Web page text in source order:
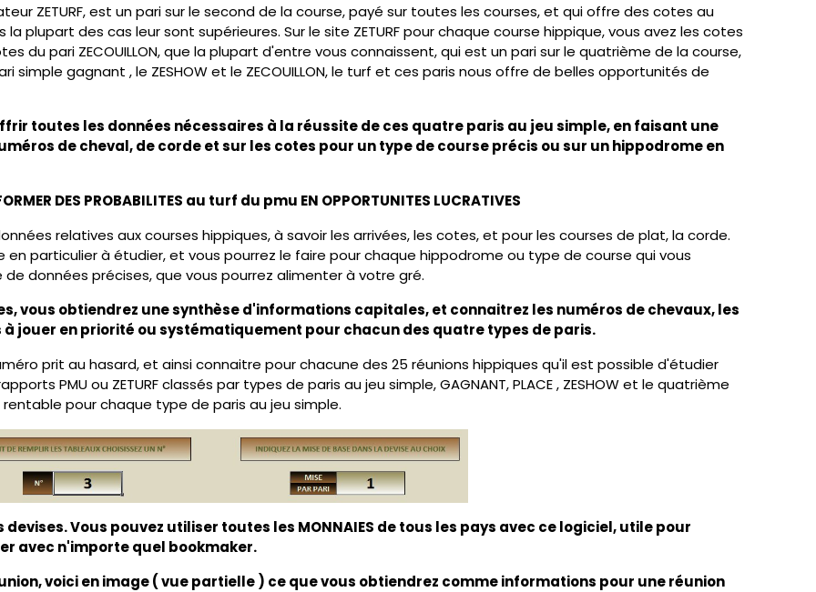
ZETURF, est un pari sur le second de la course, payé sur toutes les courses, et qui offre des cotes au
plupart des cas leur sont supérieures. Sur le site ZETURF pour chaque course hippique, vous avez les cotes
du pari ZECOUILLON, que la plupart d'entre vous connaissent, qui est un pari sur le quatrième de la course,
gagnant , le ZESHOW et le ZECOUILLON, le turf et ces paris nous offre de belles opportunités de
toutes les données nécessaires à la réussite de ces quatre paris au jeu simple, en faisant une
de cheval, de corde et sur les cotes pour un type de course précis ou sur un hippodrome en
DES PROBABILITES au turf du pmu EN OPPORTUNITES LUCRATIVES
relatives aux courses hippiques, à savoir les arrivées, les cotes, et pour les courses de plat, la corde.
particulier à étudier, et vous pourrez le faire pour chaque hippodrome ou type de course qui vous
données précises, que vous pourrez alimenter à votre gré.
vous obtiendrez une synthèse d'informations capitales, et connaitrez les numéros de chevaux, les
jouer en priorité ou systématiquement pour chacun des quatre types de paris.
prit au hasard, et ainsi connaitre pour chacune des 25 réunions hippiques qu'il est possible d'étudier
PMU ou ZETURF classés par types de paris au jeu simple, GAGNANT, PLACE , ZESHOW et le quatrième
rentable pour chaque type de paris au jeu simple.
devises. Vous pouvez utiliser toutes les MONNAIES de tous les pays avec ce logiciel, utile pour
avec n'importe quel bookmaker.
voici en image ( vue partielle ) ce que vous obtiendrez comme informations pour une réunion